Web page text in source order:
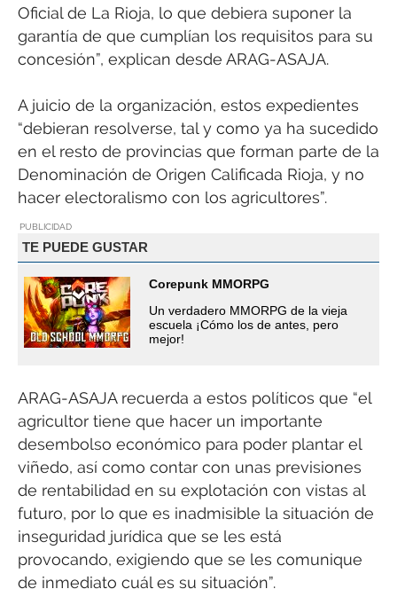
Oficial de La Rioja, lo que debiera suponer la
garantía de que cumplían los requisitos para su
concesión”, explican desde ARAG-ASAJA.
A juicio de la organización, estos expedientes
“debieran resolverse, tal y como ya ha sucedido
en el resto de provincias que forman parte de la
Denominación de Origen Calificada Rioja, y no
hacer electoralismo con los agricultores”.
PUBLICIDAD
TE PUEDE GUSTAR
Corepunk MMORPG
Un verdadero MMORPG de la vieja
escuela ¡Cómo los de antes, pero
mejor!
ARAG-ASAJA recuerda a estos políticos que “el
agricultor tiene que hacer un importante
desembolso económico para poder plantar el
viñedo, así como contar con unas previsiones
de rentabilidad en su explotación con vistas al
futuro, por lo que es inadmisible la situación de
inseguridad jurídica que se les está
provocando, exigiendo que se les comunique
de inmediato cuál es su situación”.